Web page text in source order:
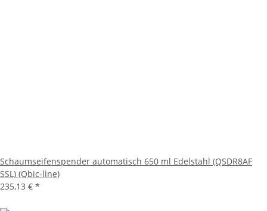
Schaumseifenspender automatisch 650 ml Edelstahl (QSDR8AF
SSL) (Qbic-line)
235,13 € *